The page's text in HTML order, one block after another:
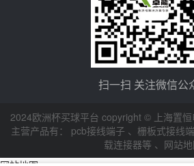
扫一扫 关注微信公
2024欧洲杯买球平台 copyright © 上海置
主营产品有： pcb接线端子 、 栅板式接线
载连接器等 、 网站